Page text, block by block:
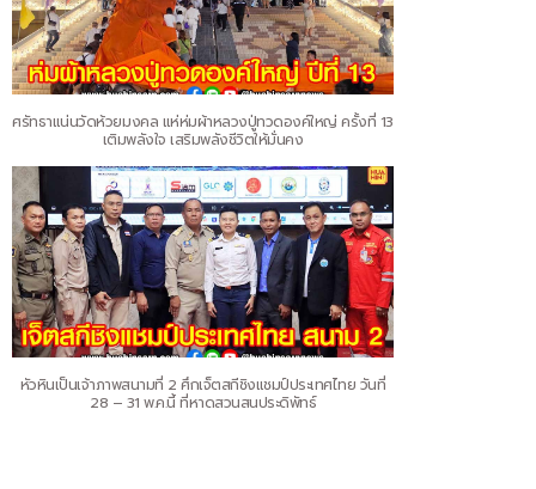
ศรัทธาแน่นวัดห้วยมงคล แห่ห่มผ้าหลวงปู่ทวดองค์ใหญ่ ครั้งที่ 13
เติมพลังใจ เสริมพลังชีวิตให้มั่นคง
หัวหินเป็นเจ้าภาพสนามที่ 2 ศึกเจ็ตสกีชิงแชมป์ประเทศไทย วันที่
28 – 31 พ.ค.นี้ ที่หาดสวนสนประดิพัทธ์